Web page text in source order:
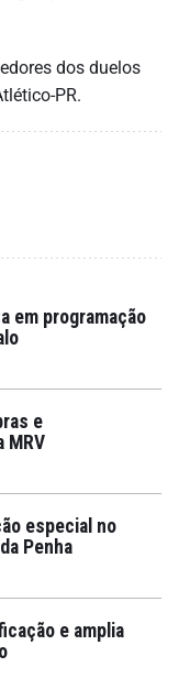
dos duelos
PR.
em programação
e
MRV
especial no
Penha
e amplia